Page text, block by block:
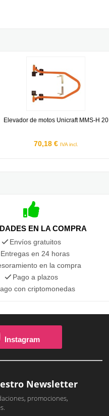
20 E de 20T
Elevador de motos Unicraft MMS-H 20
70,18 € IVA incl.
EN LA COMPRA
Envíos gratuitos
Entregas en 24 horas
en la compra
Pago a plazos
con criptomonedas
Instagram
Newsletter
promociones,